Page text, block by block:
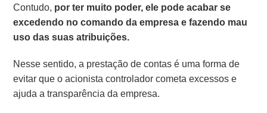
Contudo, por ter muito poder, ele pode acabar se
excedendo no comando da empresa e fazendo mau
uso das suas atribuições.
Nesse sentido, a prestação de contas é uma forma de
evitar que o acionista controlador cometa excessos e
ajuda a transparência da empresa.